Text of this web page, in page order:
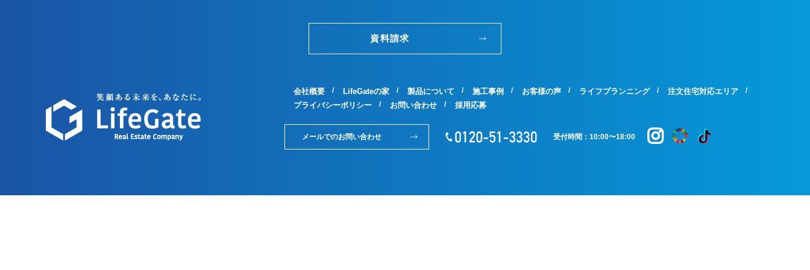
資料請求
会社概要 LifeGateの家 製品について 施工事例 お客様の声 ライフプランニング
注文住宅対応エリア
プライバシーポリシー
お問い合わせ 採用応募
メールでのお問い合わせ 受付時間：10:00〜18:00